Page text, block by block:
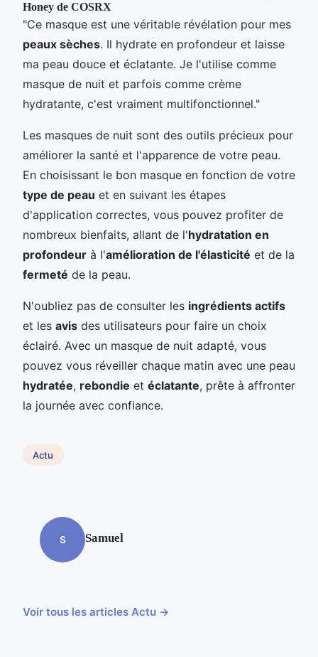
Honey de COSRX
"Ce masque est une véritable révélation pour mes
peaux sèches. Il hydrate en profondeur et laisse
ma peau douce et éclatante. Je l'utilise comme
masque de nuit et parfois comme crème
hydratante, c'est vraiment multifonctionnel."
Les masques de nuit sont des outils précieux pour
améliorer la santé et l'apparence de votre peau.
En choisissant le bon masque en fonction de votre
type de peau et en suivant les étapes
d'application correctes, vous pouvez profiter de
nombreux bienfaits, allant de l'hydratation en
profondeur à l'amélioration de l'élasticité et de la
fermeté de la peau.
N'oubliez pas de consulter les ingrédients actifs
et les avis des utilisateurs pour faire un choix
éclairé. Avec un masque de nuit adapté, vous
pouvez vous réveiller chaque matin avec une peau
hydratée, rebondie et éclatante, prête à affronter
la journée avec confiance.
Actu
S Samuel
Voir tous les articles Actu →